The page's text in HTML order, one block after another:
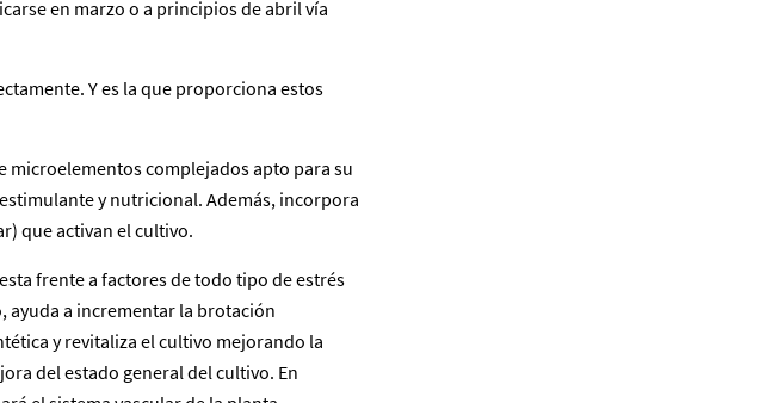
en marzo o a principios de abril vía
Y es la que proporciona estos
microelementos complejados apto para su
y nutricional. Además, incorpora
que activan el cultivo.
frente a factores de todo tipo de estrés
ayuda a incrementar la brotación
y revitaliza el cultivo mejorando la
del estado general del cultivo. En